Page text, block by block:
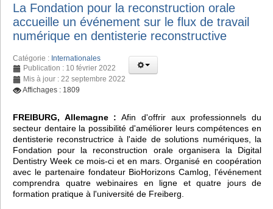
La Fondation pour la reconstruction orale
accueille un événement sur le flux de travail
numérique en dentisterie reconstructive
Catégorie : Internationales
Publication : 10 février 2022
Mis à jour : 22 septembre 2022
Affichages : 1809
FREIBURG, Allemagne : Afin d'offrir aux professionnels du
secteur dentaire la possibilité d'améliorer leurs compétences en
dentisterie reconstructrice à l'aide de solutions numériques, la
Fondation pour la reconstruction orale organisera la Digital
Dentistry Week ce mois-ci et en mars. Organisé en coopération
avec le partenaire fondateur BioHorizons Camlog, l'événement
comprendra quatre webinaires en ligne et quatre jours de
formation pratique à l'université de Freiberg.